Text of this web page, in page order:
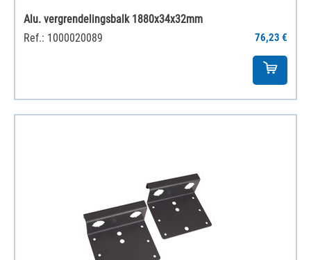
Alu. vergrendelingsbalk 1880x34x32mm
Ref.: 1000020089
76,23 €